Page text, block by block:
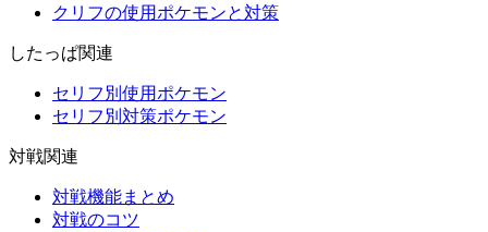
クリフの使用ポケモンと対策
したっぱ関連
セリフ別使用ポケモン
セリフ別対策ポケモン
対戦関連
対戦機能まとめ
対戦のコツ